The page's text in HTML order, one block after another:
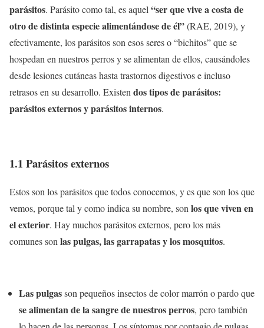
parásitos. Parásito como tal, es aquel “ser que vive a costa de
otro de distinta especie alimentándose de él”(RAE, 2019), y
efectivamente, los parásitos son esos seres o “bichitos” que se
hospedan en nuestros perros y se alimentan de ellos, causándoles
desde lesiones cutáneas hasta trastornos digestivos e incluso
retrasos en su desarrollo. Existen dos tipos de parásitos:
parásitos externos y parásitos internos.
1.1 Parásitos externos
Estos son los parásitos que todos conocemos, y es que son los que
vemos, porque tal y como indica su nombre, sonlos que viven en
el exterior. Hay muchos parásitos externos, pero los más
comunes sonlas pulgas, las garrapatas y los mosquitos.
Las pulgasson pequeños insectos de color marrón o pardo que
se alimentan de la sangre de nuestros perros, pero también